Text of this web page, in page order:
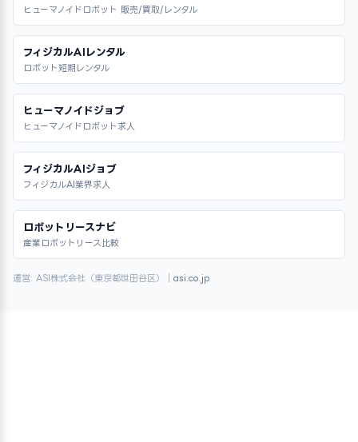
ヒューマノイドロボット 販売/買取/レンタル
フィジカルAIレンタル
ロボット短期レンタル
ヒューマノイドジョブ
ヒューマノイドロボット求人
フィジカルAIジョブ
フィジカルAI業界求人
ロボットリースナビ
産業ロボットリース比較
運営: ASI株式会社（東京都世田谷区）｜ asi.co.jp